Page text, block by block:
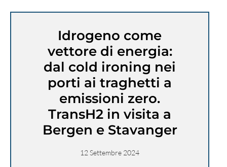
Idrogeno come
vettore di energia:
dal cold ironing nei
porti ai traghetti a
emissioni zero.
TransH2 in visita a
Bergen e Stavanger
12 Settembre 2024